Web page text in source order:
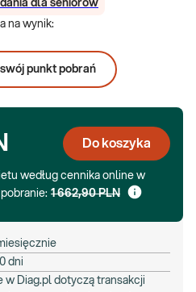
dla seniorów
na wynik:
punkt pobrań
Do koszyka
według cennika online w
1 662,90 PLN
dni
w Diag.pl dotyczą transakcji